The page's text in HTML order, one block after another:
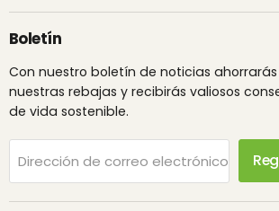
Boletín
Con nuestro boletín de noticias
nuestras rebajas y recibirás valiosos
de vida sostenible.
Dirección de correo electrónico